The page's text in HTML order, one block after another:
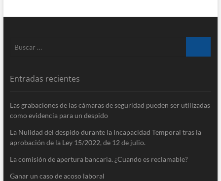
Entradas recientes
Las grabaciones de las cámaras de seguridad pueden ser utilizadas
como evidencia para un despido
La Nulidad del despido durante la Incapacidad Temporal tras la
aprobación de la Ley 15/​2022, de 12 de julio.
La comisión de apertura bancaria. ¿Cuando es reclamable?
Ganar un caso de acoso laboral